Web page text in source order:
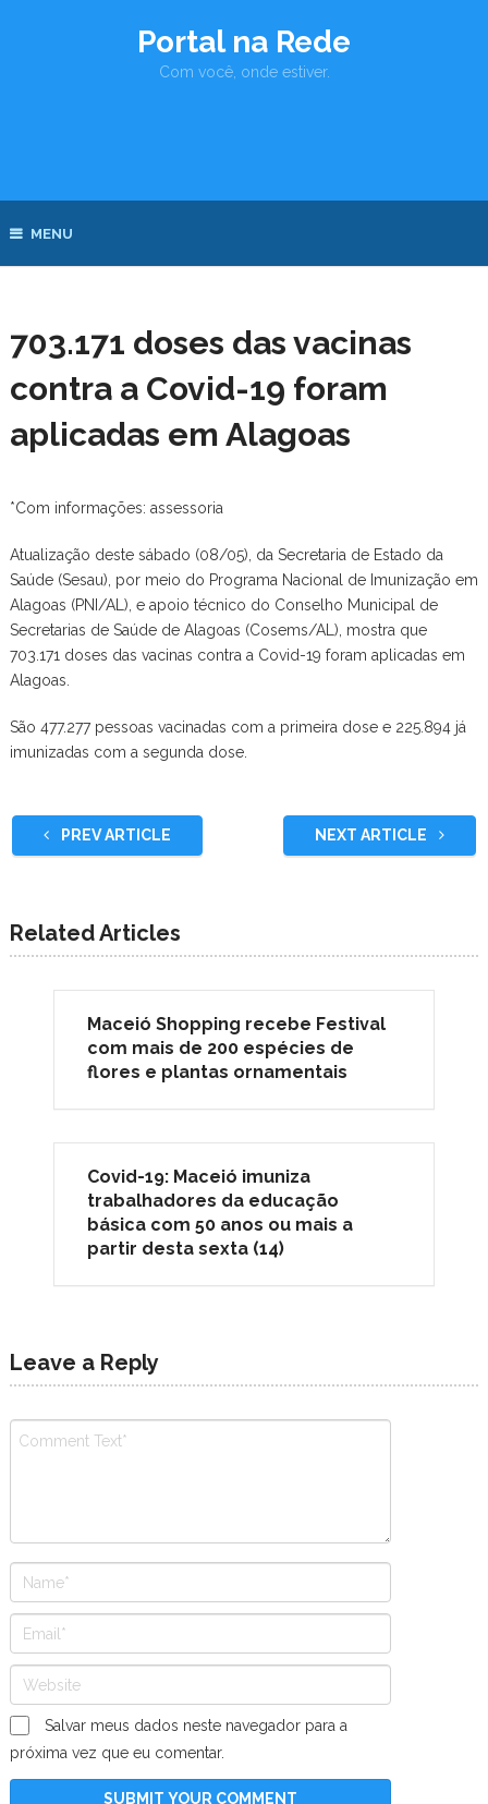
Portal na Rede
Com você, onde estiver.
MENU
703.171 doses das vacinas
contra a Covid-19 foram
aplicadas em Alagoas
*Com informações: assessoria
Atualização deste sábado (08/05), da Secretaria de Estado da
Saúde (Sesau), por meio do Programa Nacional de Imunização em
Alagoas (PNI/AL), e apoio técnico do Conselho Municipal de
Secretarias de Saúde de Alagoas (Cosems/AL), mostra que
703.171 doses das vacinas contra a Covid-19 foram aplicadas em
Alagoas.
São 477.277 pessoas vacinadas com a primeira dose e 225.894 já
imunizadas com a segunda dose.
PREV ARTICLE NEXT ARTICLE
Related Articles
Maceió Shopping recebe Festival
com mais de 200 espécies de
flores e plantas ornamentais
Covid-19: Maceió imuniza
trabalhadores da educação
básica com 50 anos ou mais a
partir desta sexta (14)
Leave a Reply
Salvar meus dados neste navegador para a
próxima vez que eu comentar.